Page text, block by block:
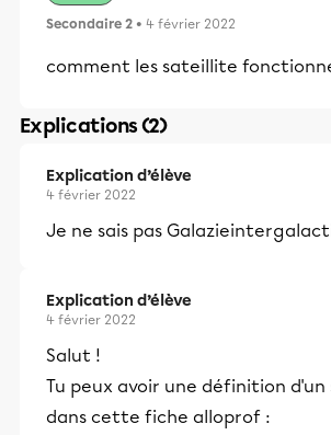
Secondaire 2 • 4 février 2022
comment les sateillite
Explications (2)
Explication d’élève
4 février 2022
Je ne sais pas
Explication d’élève
4 février 2022
Salut !
Tu peux avoir une définition
dans cette fiche alloprof :